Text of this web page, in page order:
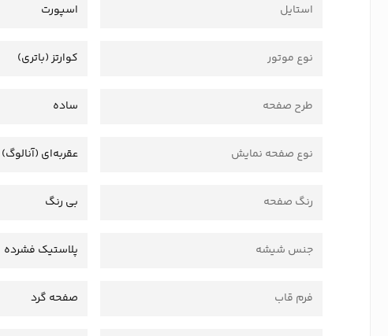
استایل اسپورت
نوع موتور کوارتز (باتری)
طرح صفحه ساده
نوع صفحه نمایش عقربه‌ای (آنالوگ)
رنگ صفحه بی رنگ
جنس شیشه پلاستیک فشرده
فرم قاب صفحه گرد